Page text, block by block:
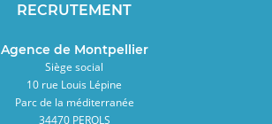
RECRUTEMENT
Agence de Montpellier
Siège social
10 rue Louis Lépine
Parc de la méditerranée
34470 PEROLS